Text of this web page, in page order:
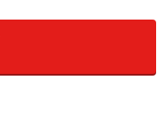
』も公開され、話題